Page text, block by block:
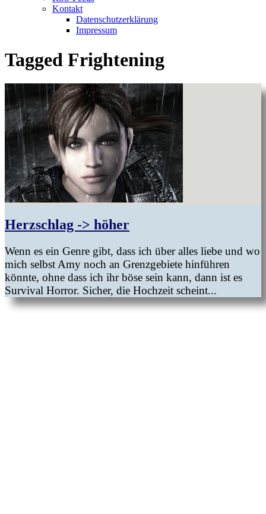
Kontakt
Datenschutzerklärung
Impressum
Tagged Frightening
Herzschlag -> höher
Wenn es ein Genre gibt, dass ich über alles liebe und wo
mich selbst Amy noch an Grenzgebiete hinführen
könnte, ohne dass ich ihr böse sein kann, dann ist es
Survival Horror. Sicher, die Hochzeit scheint...